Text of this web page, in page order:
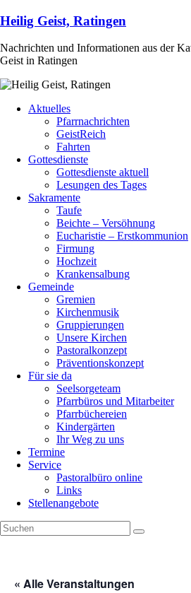
Heilig Geist, Ratingen
Nachrichten und Informationen aus der
Geist in Ratingen
Aktuelles
Pfarrnachrichten
GeistReich
Fahrten
Gottesdienste
Gottesdienste aktuell
Lesungen des Tages
Sakramente
Taufe
Beichte – Versöhnung
Eucharistie – Erstkommunion
Firmung
Hochzeit
Krankensalbung
Gemeinde
Gremien
Kirchenmusik
Gruppierungen
Unsere Kirchen
Pastoralkonzept
Präventionskonzept
Für sie da
Seelsorgeteam
Pfarrbüros und Mitarbeiter
Pfarrbüchereien
Kindergärten
Ihr Weg zu uns
Termine
Service
Pastoralbüro online
Links
Stellenangebote
« Alle Veranstaltungen